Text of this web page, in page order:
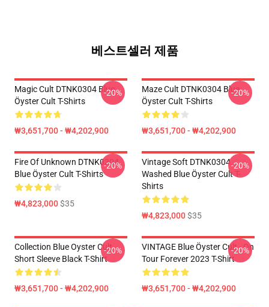
베스트셀러 제품
Magic Cult DTNK0304 Blue
Öyster Cult T-Shirts
₩3,651,700 - ₩4,202,900
-20%
Maze Cult DTNK0304 Blue
Öyster Cult T-Shirts
₩3,651,700 - ₩4,202,900
-20%
Fire Of Unknown DTNK0304
Blue Öyster Cult T-Shirts
₩4,823,000$35
-20%
Vintage Soft DTNK0304
Washed Blue Öyster Cult T-
Shirts
₩4,823,000$35
-20%
Collection Blue Oyster Cult
Short Sleeve Black T-Shirt
₩3,651,700 - ₩4,202,900
-20%
VINTAGE Blue Öyster Cult - On
Tour Forever 2023 T-Shirt
₩3,651,700 - ₩4,202,900
-20%